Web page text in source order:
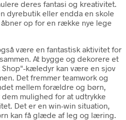
deres fantasi og kreativitet.
dyrebutik eller endda en skole
op for en række nye lege
være en fantastisk aktivitet for
At bygge og dekorere et
kæledyr kan være en sjov
Det fremmer teamwork og
mellem forældre og børn,
mulighed for at udtrykke
Det er en win-win situation,
kan få glæde af leg og læring.